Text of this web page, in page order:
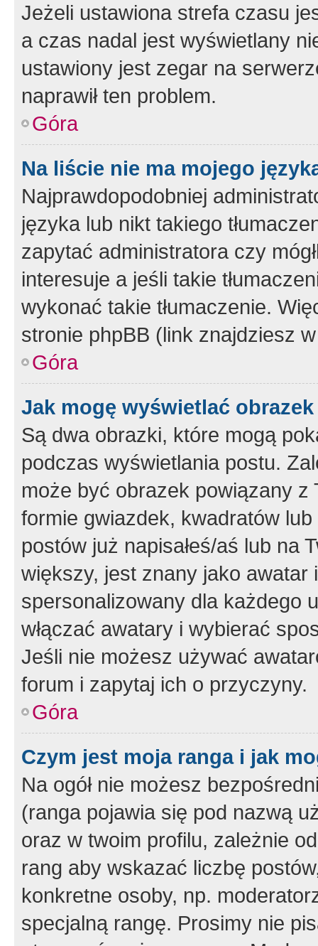
Jeżeli ustawiona strefa czasu
a czas nadal jest wyświetlany
ustawiony jest zegar na
naprawił ten problem.
Góra
Na liście nie ma mojego
Najprawdopodobniej
języka lub nikt takiego
zapytać administratora czy
interesuje a jeśli takie
wykonać takie tłumaczenie.
stronie phpBB (link znajdziesz
Góra
Jak mogę wyświetlać
Są dwa obrazki, które mogą
podczas wyświetlania postu.
może być obrazek powiązany z
formie gwiazdek, kwadratów
postów już napisałeś/aś lub na
większy, jest znany jako
spersonalizowany dla każdego
włączać awatary i wybierać
Jeśli nie możesz używać
forum i zapytaj ich o przyczyny.
Góra
Czym jest moja ranga i jak
Na ogół nie możesz
(ranga pojawia się pod nazwą
oraz w twoim profilu, zależnie
rang aby wskazać liczbę
konkretne osoby, np.
specjalną rangę. Prosimy nie